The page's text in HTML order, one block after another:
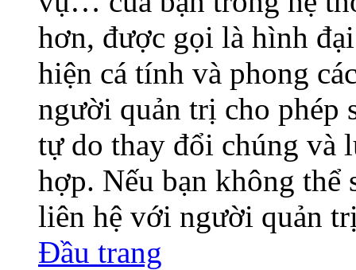
hơn, được gọi là hình
hiện cá tính và phong
người quản trị cho phép
tự do thay đổi chúng và
hợp. Nếu bạn không thể
liên hệ với người quản
Đầu trang